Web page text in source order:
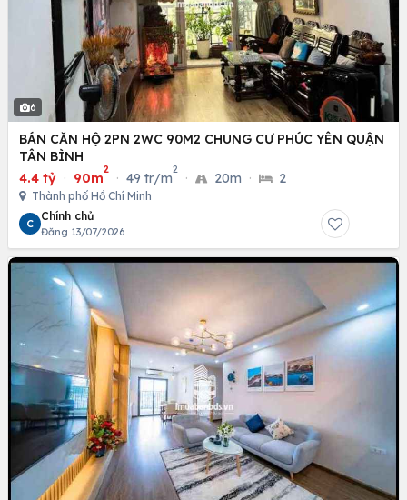
6
BÁN CĂN HỘ 2PN 2WC 90M2 CHUNG CƯ PHÚC YÊN QUẬN
TÂN BÌNH
4.4 tỷ · 90m
2
· 49 tr/m
2
· 20m · 2
Thành phố Hồ Chí Minh
C
Chính chủ
Đăng 13/07/2026